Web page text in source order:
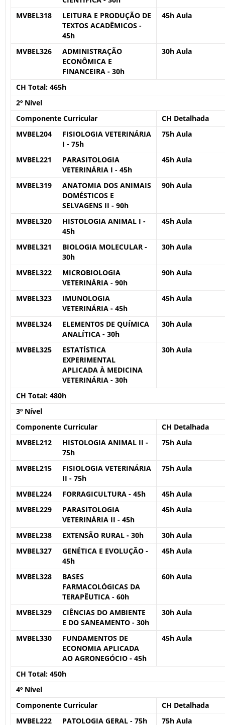
MVBEL318
LEITURA E PRODUÇÃO DE
TEXTOS ACADÊMICOS -
45h
45h Aula
MVBEL326
ADMINISTRAÇÃO
ECONÔMICA E
FINANCEIRA - 30h
30h Aula
CH Total: 465h
2º Nível
Componente Curricular
CH Detalhada
MVBEL204
FISIOLOGIA VETERINÁRIA
I - 75h
75h Aula
MVBEL221
PARASITOLOGIA
VETERINÁRIA I - 45h
45h Aula
MVBEL319
ANATOMIA DOS ANIMAIS
DOMÉSTICOS E
SELVAGENS II - 90h
90h Aula
MVBEL320
HISTOLOGIA ANIMAL I -
45h
45h Aula
MVBEL321
BIOLOGIA MOLECULAR -
30h
30h Aula
MVBEL322
MICROBIOLOGIA
VETERINÁRIA - 90h
90h Aula
MVBEL323
IMUNOLOGIA
VETERINÁRIA - 45h
45h Aula
MVBEL324
ELEMENTOS DE QUÍMICA
ANALÍTICA - 30h
30h Aula
MVBEL325
ESTATÍSTICA
EXPERIMENTAL
APLICADA À MEDICINA
VETERINÁRIA - 30h
30h Aula
CH Total: 480h
3º Nível
Componente Curricular
CH Detalhada
MVBEL212
HISTOLOGIA ANIMAL II -
75h
75h Aula
MVBEL215
FISIOLOGIA VETERINÁRIA
II - 75h
75h Aula
MVBEL224 FORRAGICULTURA - 45h
45h Aula
MVBEL229
PARASITOLOGIA
VETERINÁRIA II - 45h
45h Aula
MVBEL238 EXTENSÃO RURAL - 30h
30h Aula
MVBEL327
GENÉTICA E EVOLUÇÃO -
45h
45h Aula
MVBEL328
BASES
FARMACOLÓGICAS DA
TERAPÊUTICA - 60h
60h Aula
MVBEL329
CIÊNCIAS DO AMBIENTE
E DO SANEAMENTO - 30h
30h Aula
MVBEL330
FUNDAMENTOS DE
ECONOMIA APLICADA
AO AGRONEGÓCIO - 45h
45h Aula
CH Total: 450h
4º Nível
Componente Curricular
CH Detalhada
MVBEL222
PATOLOGIA GERAL - 75h 75h Aula